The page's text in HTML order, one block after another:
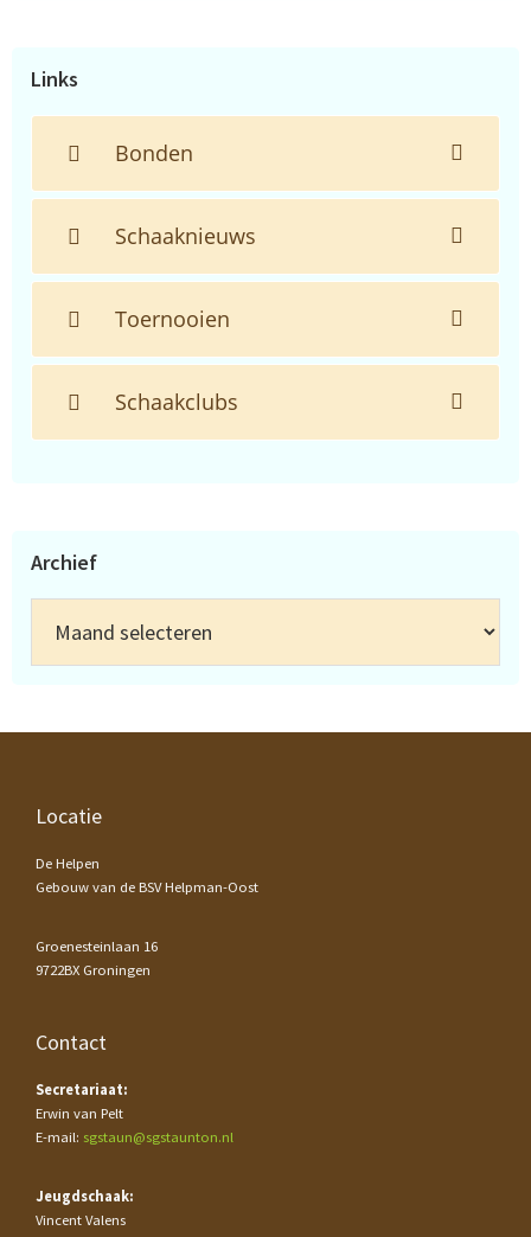
Links
Bonden
Schaaknieuws
Toernooien
Schaakclubs
Archief
Footer
Locatie
De Helpen
Gebouw van de BSV Helpman-Oost
Groenesteinlaan 16
9722BX Groningen
Contact
Secretariaat:
Erwin van Pelt
E-mail: sgstaun@sgstaunton.nl
Jeugdschaak:
Vincent Valens